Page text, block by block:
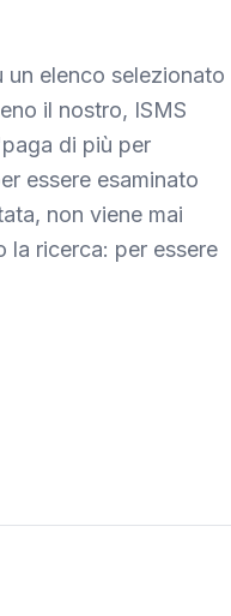
un elenco selezionato
il nostro, ISMS
di più per
essere esaminato
non viene mai
la ricerca: per essere